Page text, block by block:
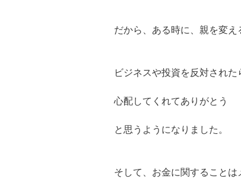
だから、ある時に、親を変え
ビジネスや投資を反対された
心配してくれてありがとう
と思うようになりました。
そして、お金に関することは